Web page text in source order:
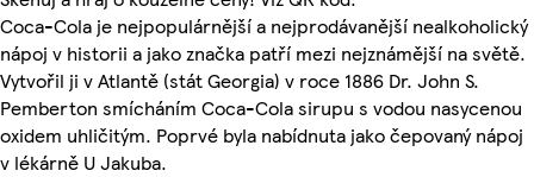
Coca-Cola je nejpopulárnější a nejprodávanější nealkoholický
nápoj v historii a jako značka patří mezi nejznámější na světě.
Vytvořil ji v Atlantě (stát Georgia) v roce 1886 Dr. John S.
Pemberton smícháním Coca-Cola sirupu s vodou nasycenou
oxidem uhličitým. Poprvé byla nabídnuta jako čepovaný nápoj
v lékárně U Jakuba.